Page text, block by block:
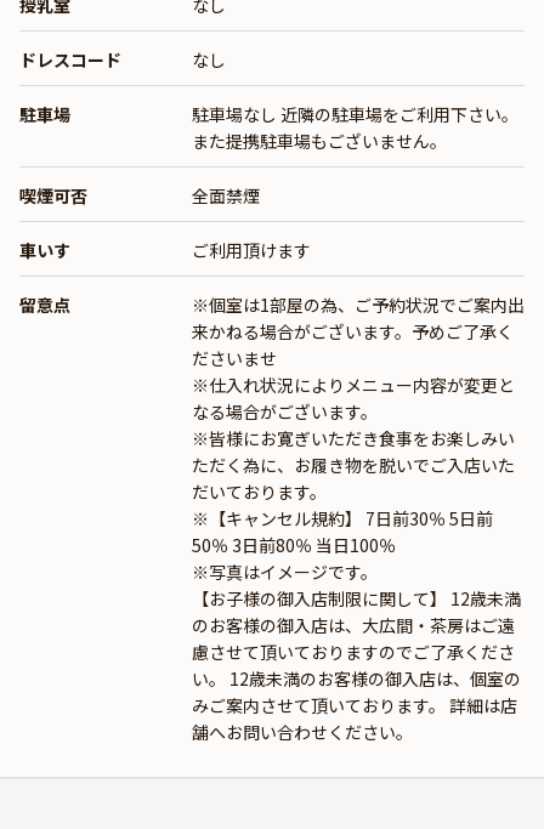
授乳室 なし
ドレスコード なし
駐車場
駐車場なし 近隣の駐車場をご利用下さい。
また提携駐車場もございません。
喫煙可否 全面禁煙
車いす ご利用頂けます
留意点
※個室は1部屋の為、ご予約状況でご案内出
来かねる場合がございます。予めご了承く
ださいませ
※仕入れ状況によりメニュー内容が変更と
なる場合がございます。
※皆様にお寛ぎいただき食事をお楽しみい
ただく為に、お履き物を脱いでご入店いた
だいております。
※【キャンセル規約】 7日前30％ 5日前
50％ 3日前80％ 当日100％
※写真はイメージです。
【お子様の御入店制限に関して】 12歳未満
のお客様の御入店は、大広間・茶房はご遠
慮させて頂いておりますのでご了承くださ
い。 12歳未満のお客様の御入店は、個室の
みご案内させて頂いております。 詳細は店
舗へお問い合わせください。